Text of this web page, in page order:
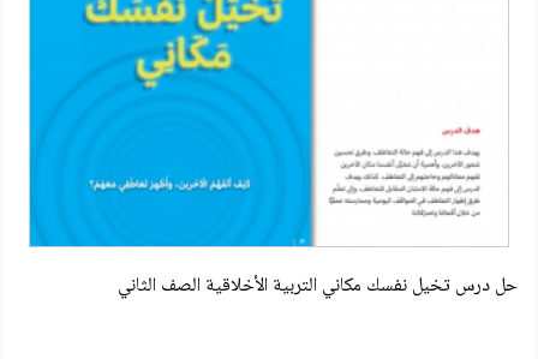
حل درس تخيل نفسك مكاني التربية الأخلاقية الصف الثاني